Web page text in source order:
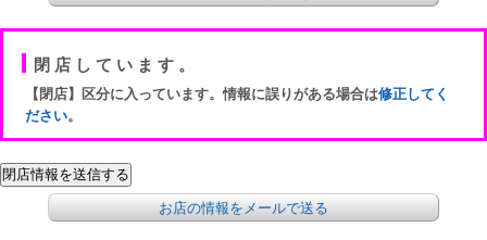
閉店しています。
【閉店】区分に入っています。情報に誤りがある場合は修正してく
ださい。
お店の情報をメールで送る